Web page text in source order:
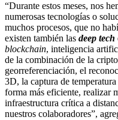
“Durante estos meses, nos
numerosas tecnologías o
muchos procesos, que no
existen también las deep tech
blockchain, inteligencia
de la combinación de la
georreferenciación, el
3D, la captura de
forma más eficiente, realizar
infraestructura crítica a
nuestros colaboradores”,